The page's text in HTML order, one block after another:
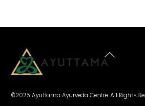
Back
©2025 Ayuttama Ayurveda Centre. All Rights